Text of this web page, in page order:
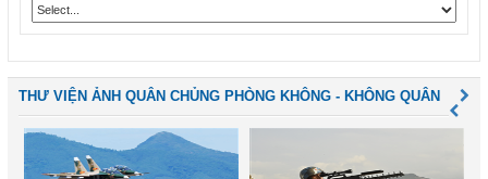
THƯ VIỆN ẢNH QUÂN CHỦNG PHÒNG KHÔNG - KHÔNG QUÂN